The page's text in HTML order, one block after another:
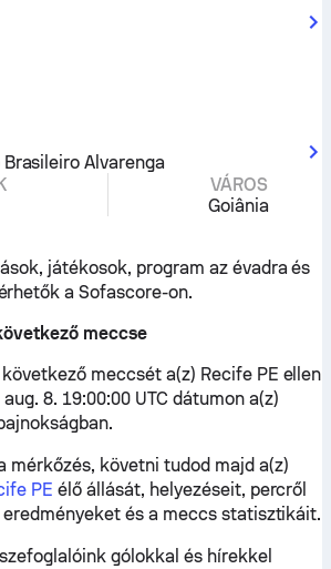
Alvarenga
VÁROS
Goiânia
játékosok, program az évadra és
a Sofascore-on.
meccse
következő meccsét a(z) Recife PE ellen
8. 19:00:00 UTC dátumon a(z)
mérkőzés, követni tudod majd a(z)
PE élő állását, helyezéseit, percről
és a meccs statisztikáit.
gólokkal és hírekkel